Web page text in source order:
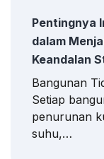
Pentingnya
dalam
Keandalan
Bangunan
Setiap
penurunan
suhu,…